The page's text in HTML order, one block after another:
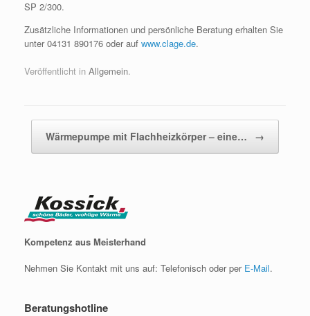
SP 2/300.
Zusätzliche Informationen und persönliche Beratung erhalten Sie
unter 04131 890176 oder auf www.clage.de.
Veröffentlicht in Allgemein.
Beitragsnavigation
Wärmepumpe mit Flachheizkörper – eine… →
Kompetenz aus Meisterhand
Nehmen Sie Kontakt mit uns auf: Telefonisch oder per E-Mail.
Beratungshotline